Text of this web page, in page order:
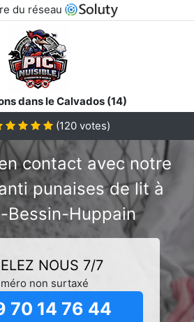
du réseau
dans le Calvados (14)
(120 votes)
contact avec notre
punaises de lit à
Bessin-Huppain
NOUS 7/7
non surtaxé
70 14 76 44